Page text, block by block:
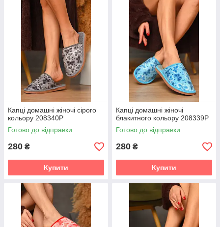
Капці домашні жіночі сірого
кольору 208340P
Готово до відправки
280 ₴
Купити
Капці домашні жіночі
блакитного кольору 208339P
Готово до відправки
280 ₴
Купити